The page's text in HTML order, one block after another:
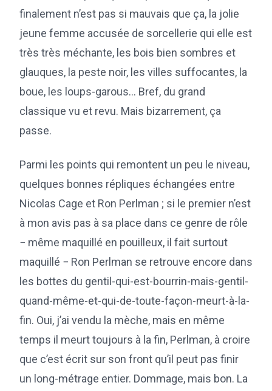
finalement n’est pas si mauvais que ça, la jolie
jeune femme accusée de sorcellerie qui elle est
très très méchante, les bois bien sombres et
glauques, la peste noir, les villes suffocantes, la
boue, les loups-garous… Bref, du grand
classique vu et revu. Mais bizarrement, ça
passe.
Parmi les points qui remontent un peu le niveau,
quelques bonnes répliques échangées entre
Nicolas Cage et Ron Perlman ; si le premier n’est
à mon avis pas à sa place dans ce genre de rôle
− même maquillé en pouilleux, il fait surtout
maquillé − Ron Perlman se retrouve encore dans
les bottes du gentil-qui-est-bourrin-mais-gentil-
quand-même-et-qui-de-toute-façon-meurt-à-la-
fin. Oui, j’ai vendu la mèche, mais en même
temps il meurt toujours à la fin, Perlman, à croire
que c’est écrit sur son front qu’il peut pas finir
un long-métrage entier. Dommage, mais bon. La